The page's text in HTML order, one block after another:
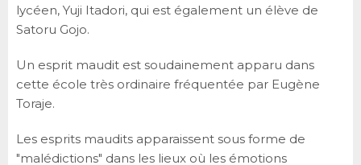
lycéen, Yuji Itadori, qui est également un élève de
Satoru Gojo.
Un esprit maudit est soudainement apparu dans
cette école très ordinaire fréquentée par Eugène
Toraje.
Les esprits maudits apparaissent sous forme de
"malédictions" dans les lieux où les émotions